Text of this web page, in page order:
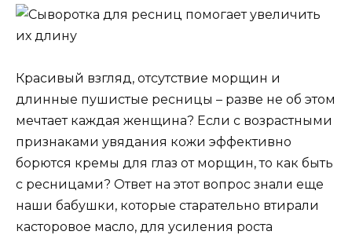
Красивый взгляд, отсутствие морщин и
длинные пушистые ресницы – разве не об этом
мечтает каждая женщина? Если с возрастными
признаками увядания кожи эффективно
борются кремы для глаз от морщин, то как быть
с ресницами? Ответ на этот вопрос знали еще
наши бабушки, которые старательно втирали
касторовое масло, для усиления роста